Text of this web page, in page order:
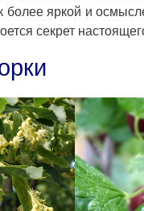
более яркой и
секрет